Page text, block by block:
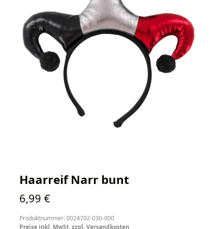
Haarreif Narr bunt
Regulärer Preis:
6,99 €
Produktnummer: 0024702-030-000
Preise inkl. MwSt. zzgl. Versandkosten